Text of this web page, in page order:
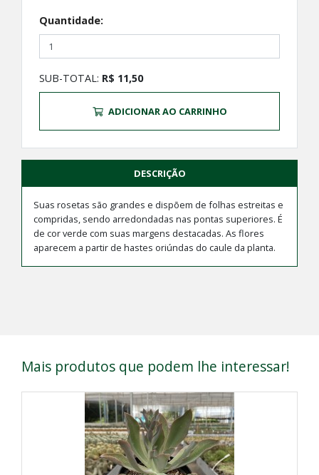
Quantidade:
SUB-TOTAL: R$ 11,50
ADICIONAR AO CARRINHO
DESCRIÇÃO
Suas rosetas são grandes e dispõem de folhas estreitas e
compridas, sendo arredondadas nas pontas superiores. É
de cor verde com suas margens destacadas. As flores
aparecem a partir de hastes oriúndas do caule da planta.
Mais produtos que podem lhe interessar!